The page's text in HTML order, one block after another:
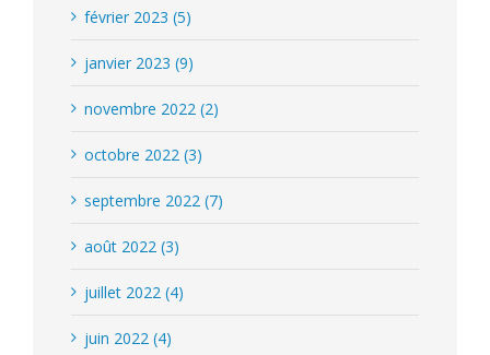
février 2023 (5)
janvier 2023 (9)
novembre 2022 (2)
octobre 2022 (3)
septembre 2022 (7)
août 2022 (3)
juillet 2022 (4)
juin 2022 (4)